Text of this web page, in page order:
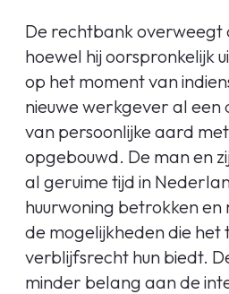
De rechtbank overweegt
hoewel hij oorspronkelijk
op het moment van
nieuwe werkgever al een
van persoonlijke aard
opgebouwd. De man en
al geruime tijd in
huurwoning betrokken
de mogelijkheden die het
verblijfsrecht hun biedt.
minder belang aan de